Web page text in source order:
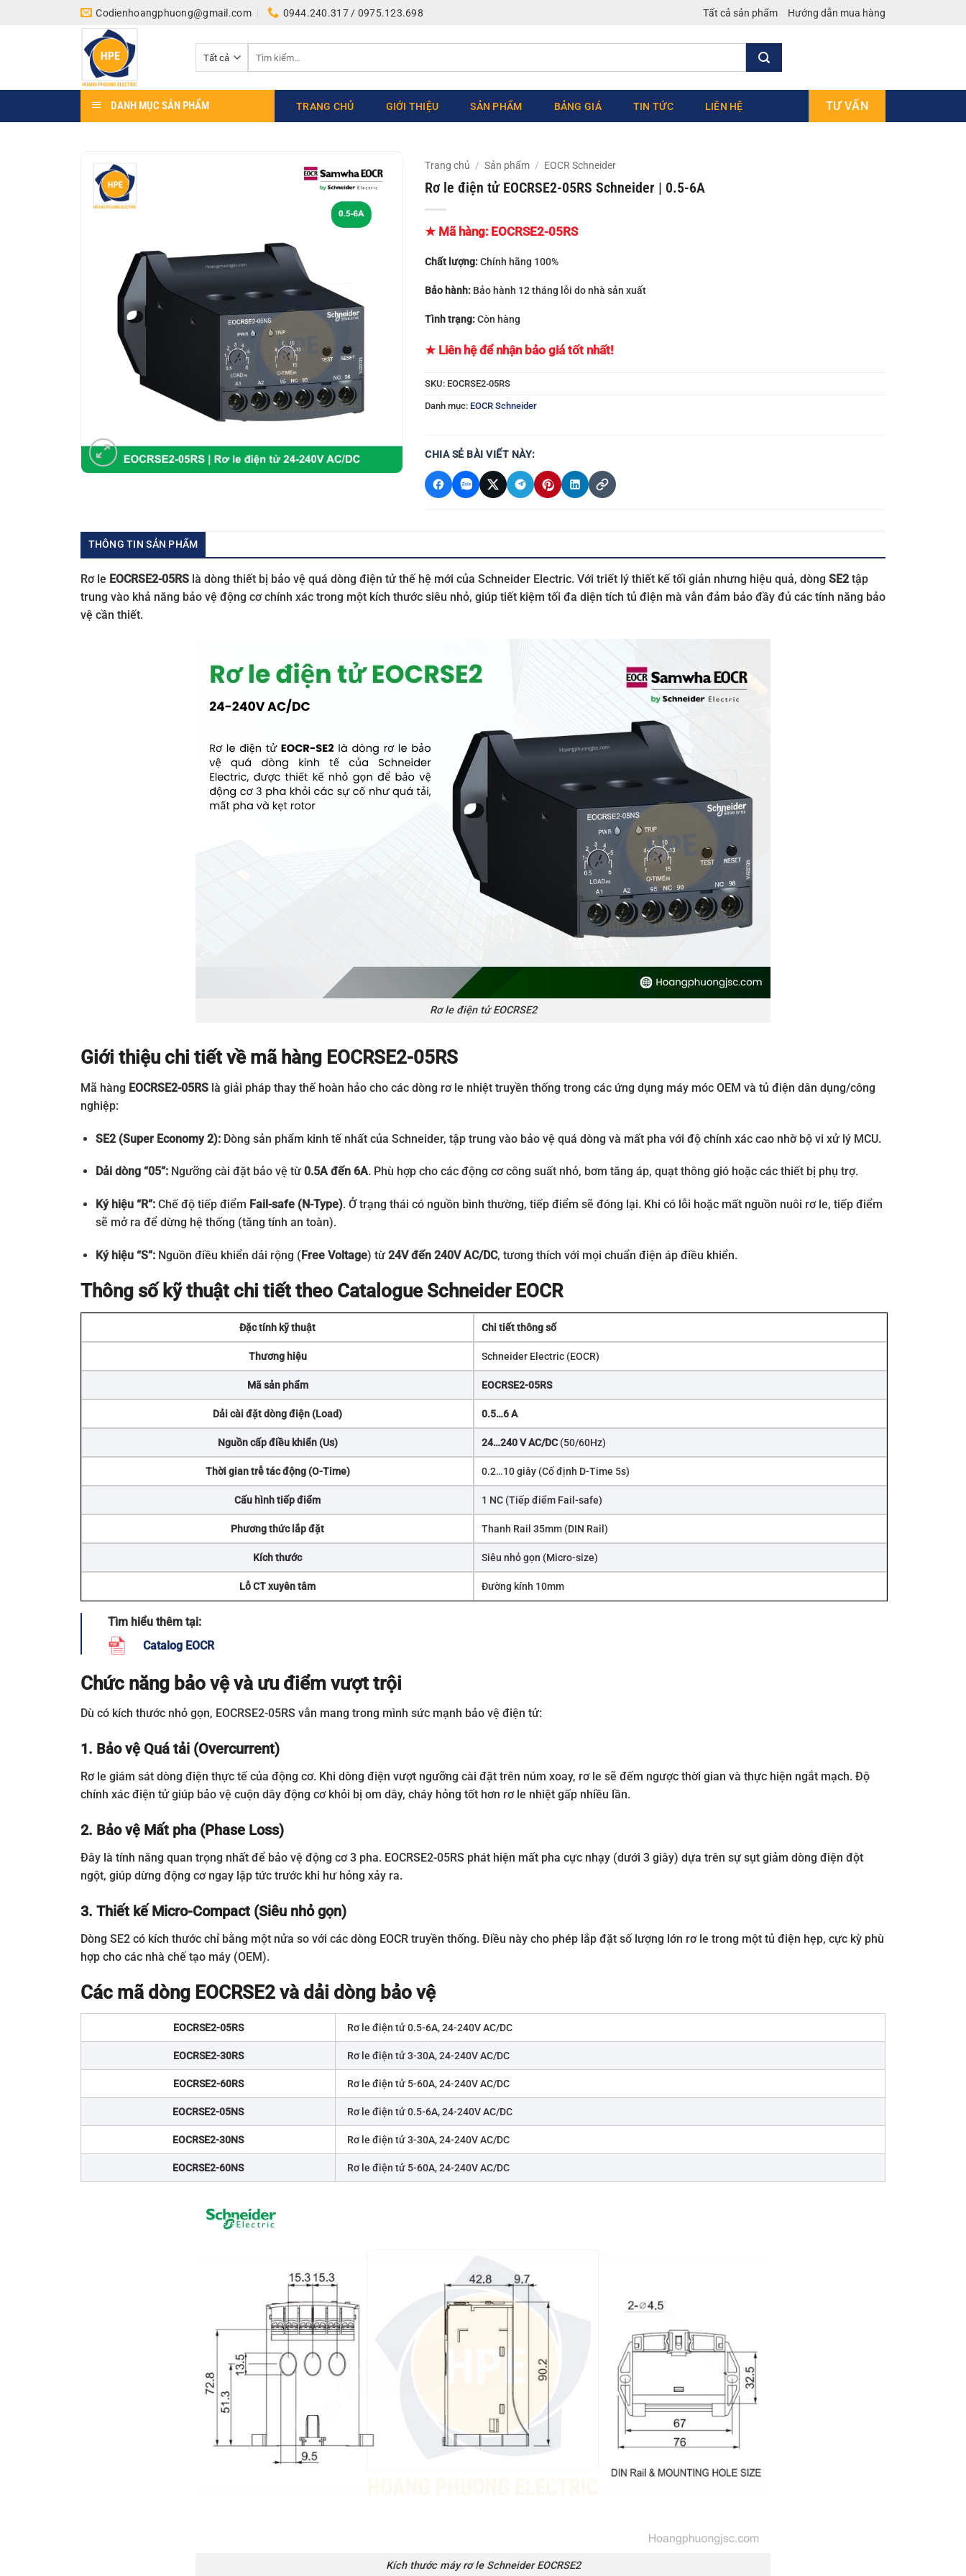
Codienhoangphuong@gmail.com 0944.240.317 / 0975.123.698 Tất cả sản phẩm Hướng dẫn mua hàng
kiếm:
DANH MỤC SẢN PHẨM TRANG CHỦ GIỚI THIỆU SẢN PHẨM BẢNG GIÁ TIN TỨC LIÊN HỆ TƯ VẤN
Trang chủ / Sản phẩm / EOCR Schneider
Rơ le điện tử EOCRSE2-05RS Schneider | 0.5-6A
★ Mã hàng: EOCRSE2-05RS
Chất lượng:Chính hãng 100%
Bảo hành: Bảo hành 12 tháng lỗi do nhà sản xuất
Tình trạng:Còn hàng
★ Liên hệ để nhận bảo giá tốt nhất!
SKU: EOCRSE2-05RS
Danh mục: EOCR Schneider
CHIA SẺ BÀI VIẾT NÀY:
THÔNG TIN SẢN PHẨM
Rơ le EOCRSE2-05RS là dòng thiết bị bảo vệ quá dòng điện tử thế hệ mới của Schneider Electric. Với triết lý thiết kế tối giản nhưng hiệu quả, dòng SE2tập
trung vào khả năng bảo vệ động cơ chính xác trong một kích thước siêu nhỏ, giúp tiết kiệm tối đa diện tích tủ điện mà vẫn đảm bảo đầy đủ các tính năng bảo
vệ cần thiết.
Rơ le điện tử EOCRSE2
Giới thiệu chi tiết về mã hàng EOCRSE2-05RS
Mã hàng EOCRSE2-05RS là giải pháp thay thế hoàn hảo cho các dòng rơ le nhiệt truyền thống trong các ứng dụng máy móc OEM và tủ điện dân dụng/công
nghiệp:
SE2 (Super Economy 2):Dòng sản phẩm kinh tế nhất của Schneider, tập trung vào bảo vệ quá dòng và mất pha với độ chính xác cao nhờ bộ vi xử lý MCU.
Dải dòng “05”:Ngưỡng cài đặt bảo vệ từ0.5A đến 6A. Phù hợp cho các động cơ công suất nhỏ, bơm tăng áp, quạt thông gió hoặc các thiết bị phụ trợ.
Ký hiệu “R”:Chế độ tiếp điểm Fail-safe (N-Type). Ở trạng thái có nguồn bình thường, tiếp điểm sẽ đóng lại. Khi có lỗi hoặc mất nguồn nuôi rơ le, tiếp điểm
sẽ mở ra để dừng hệ thống (tăng tính an toàn).
Ký hiệu “S”:Nguồn điều khiển dải rộng (Free Voltage) từ24V đến 240V AC/DC, tương thích với mọi chuẩn điện áp điều khiển.
Thông số kỹ thuật chi tiết theo Catalogue Schneider EOCR
Đặc tính kỹ thuật Chi tiết thông số
Thương hiệu Schneider Electric (EOCR)
Mã sản phẩm EOCRSE2-05RS
Dải cài đặt dòng điện (Load) 0.5…6 A
Nguồn cấp điều khiển (Us) 24…240 V AC/DC (50/60Hz)
Thời gian trễ tác động (O-Time) 0.2…10 giây (Cố định D-Time 5s)
Cấu hình tiếp điểm 1 NC (Tiếp điểm Fail-safe)
Phương thức lắp đặt Thanh Rail 35mm (DIN Rail)
Kích thước Siêu nhỏ gọn (Micro-size)
Lỗ CT xuyên tâm Đường kính 10mm
Tìm hiểu thêm tại:
Catalog EOCR
Chức năng bảo vệ và ưu điểm vượt trội
Dù có kích thước nhỏ gọn, EOCRSE2-05RS vẫn mang trong mình sức mạnh bảo vệ điện tử:
1. Bảo vệ Quá tải (Overcurrent)
Rơ le giám sát dòng điện thực tế của động cơ. Khi dòng điện vượt ngưỡng cài đặt trên núm xoay, rơ le sẽ đếm ngược thời gian và thực hiện ngắt mạch. Độ
chính xác điện tử giúp bảo vệ cuộn dây động cơ khỏi bị om dây, cháy hỏng tốt hơn rơ le nhiệt gấp nhiều lần.
2. Bảo vệ Mất pha (Phase Loss)
Đây là tính năng quan trọng nhất để bảo vệ động cơ 3 pha. EOCRSE2-05RS phát hiện mất pha cực nhạy (dưới 3 giây) dựa trên sự sụt giảm dòng điện đột
ngột, giúp dừng động cơ ngay lập tức trước khi hư hỏng xảy ra.
3. Thiết kế Micro-Compact (Siêu nhỏ gọn)
Dòng SE2 có kích thước chỉ bằng một nửa so với các dòng EOCR truyền thống. Điều này cho phép lắp đặt số lượng lớn rơ le trong một tủ điện hẹp, cực kỳ phù
hợp cho các nhà chế tạo máy (OEM).
Các mã dòng EOCRSE2 và dải dòng bảo vệ
EOCRSE2-05RS Rơ le điện tử 0.5-6A, 24-240V AC/DC
EOCRSE2-30RS Rơ le điện tử 3-30A, 24-240V AC/DC
EOCRSE2-60RS Rơ le điện tử 5-60A, 24-240V AC/DC
EOCRSE2-05NS Rơ le điện tử 0.5-6A, 24-240V AC/DC
EOCRSE2-30NS Rơ le điện tử 3-30A, 24-240V AC/DC
EOCRSE2-60NS Rơ le điện tử 5-60A, 24-240V AC/DC
Kích thước máy rơ le Schneider EOCRSE2